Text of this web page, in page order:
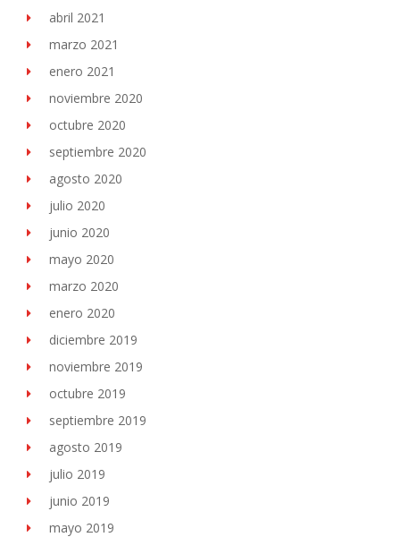
abril 2021
marzo 2021
enero 2021
noviembre 2020
octubre 2020
septiembre 2020
agosto 2020
julio 2020
junio 2020
mayo 2020
marzo 2020
enero 2020
diciembre 2019
noviembre 2019
octubre 2019
septiembre 2019
agosto 2019
julio 2019
junio 2019
mayo 2019